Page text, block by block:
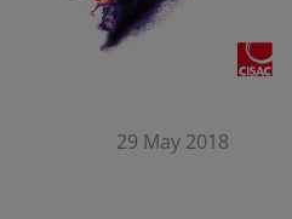
29 May 2018